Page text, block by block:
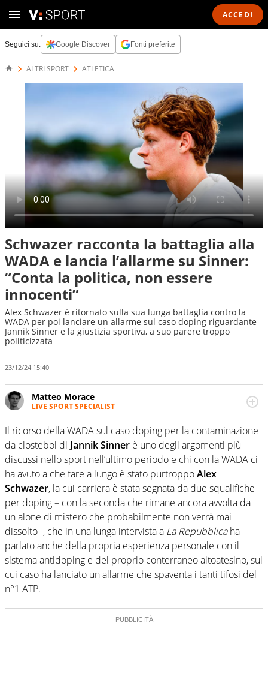
ACCEDI
Seguici su: Google Discover Fonti preferite
ALTRI SPORT ATLETICA
Schwazer racconta la battaglia alla
WADA e lancia l’allarme su Sinner:
“Conta la politica, non essere
innocenti”
Alex Schwazer è ritornato sulla sua lunga battaglia contro la
WADA per poi lanciare un allarme sul caso doping riguardante
Jannik Sinner e la giustizia sportiva, a suo parere troppo
politicizzata
23/12/24 15:40
Matteo Morace
LIVE SPORT SPECIALIST
La multimedialità quale approccio personale e
professionale. Ama raccontare lo sport focalizzando ogni
attenzione sul tempo reale: la verità della dirette non
sono opinioni ma fatti
Il ricorso della WADA sul caso doping per la contaminazione
da clostebol di Jannik Sinner è uno degli argomenti più
discussi nello sport nell’ultimo periodo e chi con la WADA ci
ha avuto a che fare a lungo è stato purtroppoAlex
Schwazer, la cui carriera è stata segnata da due squalifiche
per doping – con la seconda che rimane ancora avvolta da
un alone di mistero che probabilmente non verrà mai
dissolto -, che in una lunga intervista a La Repubblicaha
parlato anche della propria esperienza personale con il
sistema antidoping e del proprio conterraneo altoatesino, sul
cui caso ha lanciato un allarme che spaventa i tanti tifosi del
n°1 ATP.